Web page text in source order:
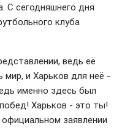
С сегодняшнего дня
клуба
ведь её
мир, и Харьков для неё -
именно здесь был
Харьков - это ты!
заявлении